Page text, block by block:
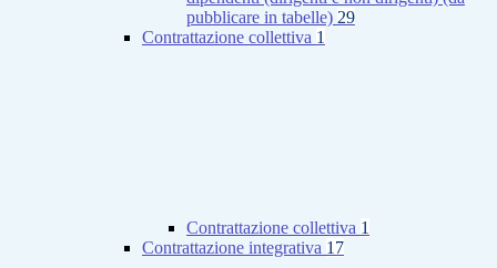
pubblicare in tabelle) 29
Contrattazione collettiva 1
Contrattazione collettiva 1
Contrattazione integrativa 17